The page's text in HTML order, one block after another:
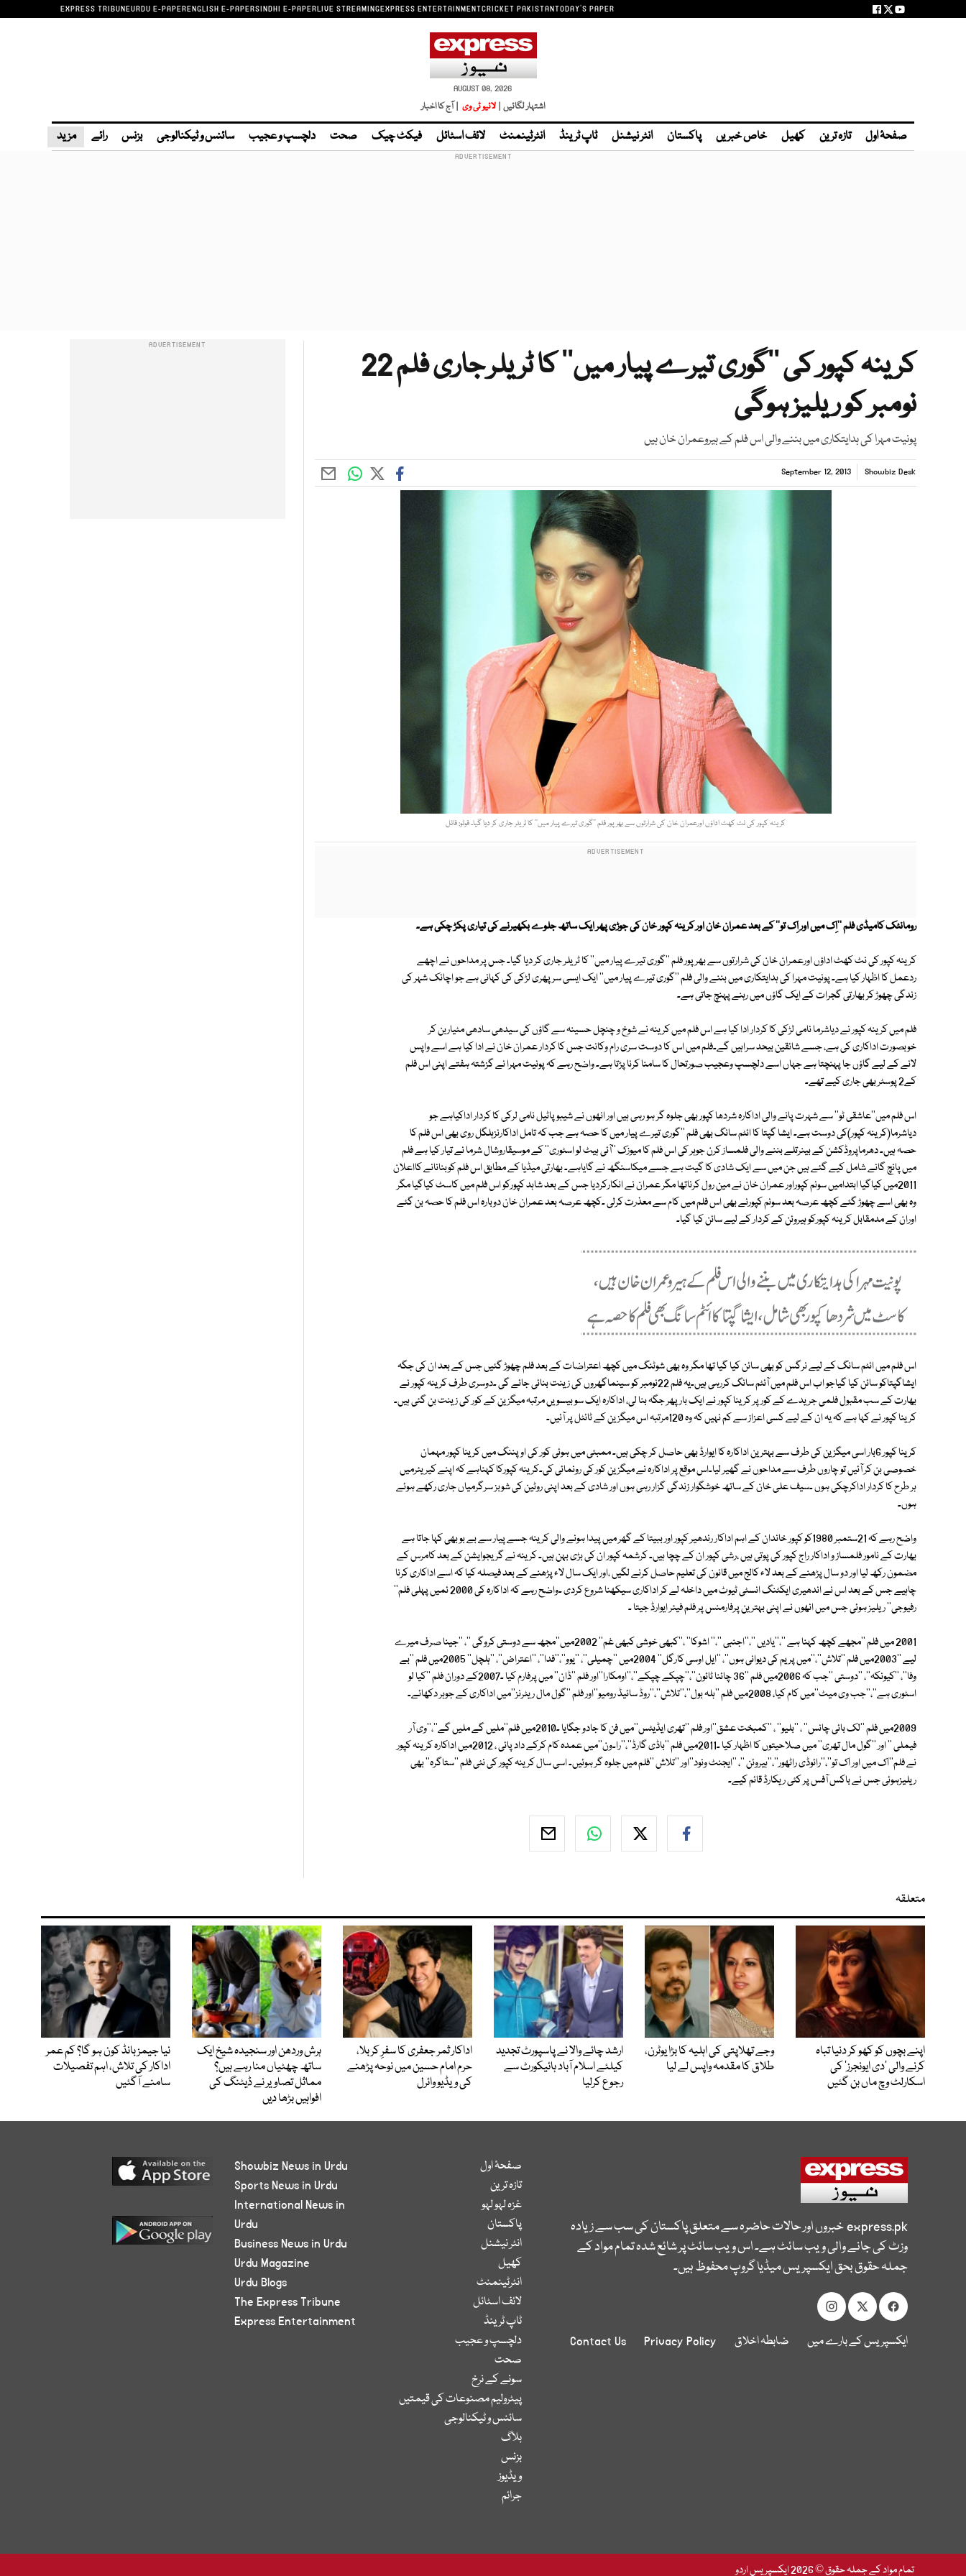
EXPRESS TRIBUNEURDU E-PAPERENGLISH E-PAPERSINDHI E-PAPERLIVE STREAMINGEXPRESS ENTERTAINMENTCRICKET PAKISTANTODAY'S PAPER
AUGUST 08, 2026
اشتہار لگائیں | لائیو ٹی وی | آج کا اخبار
صفحۂ اول تازہ ترین کھیل خاص خبریں پاکستان انٹر نیشنل ٹاپ ٹرینڈ انٹرٹینمنٹ لائف اسٹائل فیکٹ چیک صحت دلچسپ و عجیب سائنس و ٹیکنالوجی بزنس رائے مزید
کرینہ کپور کی ’’گوری تیرے پیار میں‘‘ کا ٹریلر جاری فلم 22
نومبر کو ریلیز ہوگی
پونیت مہرا کی ہدایتکاری میں بننے والی اس فلم کے ہیروعمران خان ہیں
Showbiz Desk
September 12, 2013
کرینہ کپور کی نٹ کھٹ اداؤں اورعمران خان کی شرارتوں سے بھرپور فلم ’’گوری تیرے پیار میں‘‘ کا ٹریلر جاری کر دیا گیا۔ فوٹو: فائل
رومانٹک کامیڈی فلم ''اِک میں اور اِک تو'' کے بعد عمران خان اور کرینہ کپور خان کی جوڑی پھر ایک ساتھ جلوے بکھیرنے کی تیاری پکڑ چکی ہے۔
کرینہ کپور کی نٹ کھٹ اداؤں اورعمران خان کی شرارتوں سے بھرپور فلم ''گوری تیرے پیار میں'' کا ٹریلر جاری کر دیا گیا۔ جس پر مداحوں نے اچھے
ردعمل کا اظہار کیا ہے۔ پونیت مہرا کی ہدایتکاری میں بننے والی فلم ''گوری تیرے پیار میں'' ایک ایسی سرپھری لڑکی کی کہانی ہے جو اچانک شہر کی
زندگی چھوڑ کر بھارتی گجرات کے ایک گاؤں میں رہنے پہنچ جاتی ہے۔
فلم میں کرینہ کپور نے دیاشرما نامی لڑکی کا کردار ادا کیا ہے اس فلم میں کرینہ نے شوخ و چنچل حسینہ سے گاؤں کی سیدھی سادھی مٹیاربن کر
خوبصورت اداکاری کی ہے، جسے شائقین بیحد سراہیں گے۔فلم میں اس کا دوست سری رام وکانت جس کا کردار عمران خان نے ادا کیا ہے اسے واپس
لانے کے لیے گاؤں جا پہنچتا ہے جہاں اسے دلچسپ وعجیب صورتحال کا سامنا کرنا پڑتا ہے۔ واضح رہے کہ پونیت مہرا نے گزشتہ ہفتے اپنی اس فلم
کے2 پوسٹر بھی جاری کیے تھے۔
اس فلم میں''عاشقی ٹو'' سے شہرت پانے والی اداکارہ شردھا کپور بھی جلوہ گر ہو رہی ہیں اور انھوں نے شیبوپاٹیل نامی لرکی کا کردار اداکیاہے جو
دیاشرما(کرینہ کپور)کی دوست ہے۔ ایشا گپتا کا ائٹم سانگ بھی فلم ''گوری تیرے پیار میں کا حصہ ہے جب کہ تامل اداکارنزہلگل روی بھی اس فلم کا
حصہ ہیں۔ دھرماپروڈکشن کے بینرتلے بننے والی فلمساز کرن جوہر کی اس فلم کا میوزک ''آئی ہیٹ لو اسٹوری'' کے موسیقاروشال شرما نے تیار کیا ہے فلم
میں پانچ گانے شامل کیے گئے ہیں جن میں سے ایک شادی کا گیت ہے جسے میکاسنگھ نے گایاہے۔ بھارتی میڈیا کے مطابق اس فلم کوبنانانے کااعلان
2011میں کیاگیا ابتدامیں سونم کپوراور عمران خان نے مین رول کرناتھا مگر عمران نے انکارکردیا جس کے بعد شاہد کپورکو اس فلم میں کاسٹ کیاگیا مگر
وہ بھی اسے چھوڑ گئے کچھ عرصہ بعد سونم کپورنے بھی اس فلم میں کام سے معذرت کرلی ۔کچھ عرصہ بعد عمران خان دوبارہ اس فلم کا حصہ بن گئے
اوران کے مدمقابل کرینہ کپورکو ہیروئن کے کردار کے لیے سائن کیا گیا۔
اس فلم میں ائٹم سانگ کے لیے نرگس کو بھی سائن کیا گیا تھا مگر وہ بھی شوٹنگ میں کچھ اعتراضات کے بعد فلم چھوڑ گئیں جس کے بعد ان کی جگہ
ایشاگپتاکو سائن کیا گیاجو اب اس فلم میں آئٹم سانگ کررہی ہیں۔یہ فلم 22نومبر کو سینماگھروں کی زینت بنائی جائے گی ۔دوسری طرف کرینہ کپور نے
بھارت کے سب مقبول فلمی جریدے کے کور پر کرینا کپور نے ایک بار پھر جگہ بنا لی، اداکارہ ایک سو بیسویں مرتبہ میگزین کے کور کی زینت بن گئی ہیں۔
کرینا کپور نے کہا ہے کہ یہ ان کے لیے کسی اعزاز سے کم نہیں کہ وہ 120مرتبہ اس میگزین کے ٹائٹل پر آئیں۔
کرینا کپور 6بار اسی میگزین کی طرف سے بہترین اداکارہ کا ایوارڈ بھی حاصل کر چکی ہیں۔ ممبئی میں ہوئی کور کی اوپننگ میں کرینا کپور مہمان
خصوصی بن کر آئیں تو چاروں طرف سے مداحوں نے گھیر لیا۔اس موقع پر اداکارہ نے میگزین کور کی رونمائی کی۔کرینہ کپورکا کہناہے کہ اپنے کیریئرمیں
ہر طرح کا کردار اداکرچکی ہوں ۔سیف علی خان کے ساتھ خوشگوار زندگی گزار رہی ہوں اور شادی کے بعد اپنی روٹین کی شوبز سرگرمیاں جاری رکھے ہوئے
ہوں۔
واضح رہے کہ 21ستمبر 1980کو کپور خاندان کے اہم اداکار رندھیر کپور اور ببیتا کے گھر میں پیدا ہونے والی کرینہ جسے پیار سے بے بو بھی کہا جاتا ہے
بھارت کے نامور فلمساز و اداکار راج کپور کی پوتی ہیں ،رشی کپور ان کے چچا ہیں۔ کرشمہ کپور ان کی بڑی بہن ہیں۔ کرینہ نے گریجوایشن کے بعد کامرس کے
مضمون رکھ لیا اور دو سال پڑھنے کے بعد لاء کالج میں قانون کی تعلیم حاصل کرنے لگیں ،اور ایک سال لاء پڑھنے کے بعد فیصلہ کیا کہ اسے اداکاری کرنا
چاہیے جس کے بعد اس نے اندھیری ایکٹنگ انسٹی ٹیوٹ میں داخلہ لے کر اداکاری سیکھنا شروع کردی ۔واضح رہے کہ اداکارہ کی 2000 ئمیں پہلی فلم''
رفیوجی'' ریلیز ہوئی جس میں انھوں نے اپنی بہترین پرفارمنس پر فلم فیئر ایوارڈ جیتا ۔
2001 میں فلم ''مجھے کچھ کہنا ہے ''،''یادیں ''،''اجنبی ''،'' اشوکا'' ،''کبھی خوشی کبھی غم'' 2002میں''مجھ سے دوستی کروگی ''، ''جینا صرف میرے
لیے ''2003میں فلم ''تلاش''،''میں پریم کی دیوانی ہوں''، ''ایل اوسی کارگل'' 2004میں ''چمیلی''، ''یوو''،''فدا''، ''اعتراض''، ''ہلچل'' 2005میں فلم ''بے
وفا''، ''کیونکہ''، ''دوستی ''جب کہ 2006میں فلم ''36 چائنا ٹائون''،''چپکے چپکے''،''اومکارا''اور فلم ''ڈان'' میں پرفارم کیا ۔2007کے دوران فلم ''کیا لو
اسٹوری ہے''،''جب وی میٹ''میں کام کیا، 2008میں فلم ''ہلہ بول''،''تلاش''،''روڈ سائیڈ رومیو''اور فلم ''گول مال ریٹرنز''میں اداکاری کے جوہر دکھائے۔
2009میں فلم ''لک بائی چانس'' ، ''بلیو'' ، ''کمبخت عشق''اور فلم ''تھری ایڈیٹس''میں فن کا جادو جگایا ۔2010میں فلم''ملیں گے ملیں گے''،''وی آر
فیملی '' اور ''گول مال تھری'' میں صلاحیتوں کا اظہار کیا ۔2011میں فلم ''باڈی گارڈ''،''را۔ون''میں عمدہ کام کرکے داد پائی ، 2012میں اداکارہ کرینہ کپور
نے فلم''اک میں اور اک تو''،''رائوڈی راٹھور''،''ہیروئن ''، ''ایجنٹ ونود''اور ''تلاش ''فلم میں جلوہ گر ہوئیں۔ اسی سال کرینہ کپور کی نئی فلم ''ستاگرہ'' بھی
ریلیزہوئی جس نے باکس آفس پر کئی ریکارڈ قائم کیے۔
متعلقہ
اپنے بچوں کو کھو کر دنیا تباہ
کرنے والی ’دی ایونجرز‘ کی
اسکارلٹ وچ ماں بن گئیں
وجے تھلاپتی کی اہلیہ کا بڑا یوٹرن،
طلاق کا مقدمہ واپس لے لیا
ارشد چائے والا نے پاسپورٹ تجدید
کیلئے اسلام آباد ہائیکورٹ سے
رجوع کرلیا
اداکار ثمر جعفری کا سفرِ کربلا،
حرم امام حسین میں نوحہ پڑھنے
کی ویڈیو وائرل
ہرش وردھن اور سنجیدہ شیخ ایک
ساتھ چھٹیاں منا رہے ہیں؟
مماثل تصاویر نے ڈیٹنگ کی
افواہیں بڑھا دیں
نیا جیمز بانڈ کون ہو گا؟ کم عمر
اداکار کی تلاش، اہم تفصیلات
سامنے آگئیں
express.pkخبروں اور حالات حاضرہ سے متعلق پاکستان کی سب سے زیادہ
وزٹ کی جانے والی ویب سائٹ ہے۔ اس ویب سائٹ پر شائع شدہ تمام مواد کے
جملہ حقوق بحق ایکسپریس میڈیا گروپ محفوظ ہیں۔
ایکسپریس کے بارے میں ضابطہ اخلاق Privacy Policy
Contact Us
صفحۂ اول
تازہ ترین
غزہ لہو لہو
پاکستان
انٹر نیشنل
کھیل
انٹرٹینمنٹ
لائف اسٹائل
ٹاپ ٹرینڈ
دلچسپ و عجیب
صحت
سونے کے نرخ
پیٹرولیم مصنوعات کی قیمتیں
سائنس و ٹیکنالوجی
بلاگ
بزنس
ویڈیوز
جرائم
Showbiz News in Urdu
Sports News in Urdu
International News in
Urdu
Business News in Urdu
Urdu Magazine
Urdu Blogs
The Express Tribune
Express Entertainment
تمام مواد کے جملہ حقوق © 2026 ایکسپریس اردو